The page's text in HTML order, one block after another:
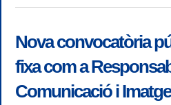
Nova convocatòria
fixa com a
Comunicació i